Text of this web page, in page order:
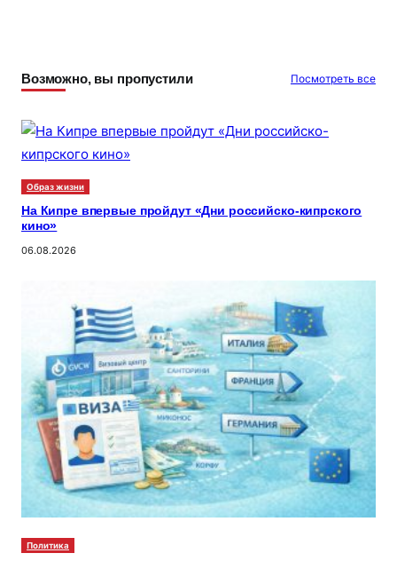
Возможно, вы пропустили Посмотреть все
Образ жизни
На Кипре впервые пройдут «Дни российско-кипрского
кино»
06.08.2026
Политика